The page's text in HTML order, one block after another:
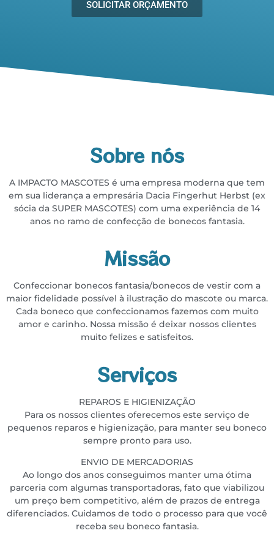
SOLICITAR ORÇAMENTO
Sobre nós
A IMPACTO MASCOTES é uma empresa moderna que tem
em sua liderança a empresária Dacia Fingerhut Herbst (ex
sócia da SUPER MASCOTES) com uma experiência de 14
anos no ramo de confecção de bonecos fantasia.
Missão
Confeccionar bonecos fantasia/bonecos de vestir com a
maior fidelidade possível à ilustração do mascote ou marca.
Cada boneco que confeccionamos fazemos com muito
amor e carinho. Nossa missão é deixar nossos clientes
muito felizes e satisfeitos.
Serviços
REPAROS E HIGIENIZAÇÃO
Para os nossos clientes oferecemos este serviço de
pequenos reparos e higienização, para manter seu boneco
sempre pronto para uso.
ENVIO DE MERCADORIAS
Ao longo dos anos conseguimos manter uma ótima
parceria com algumas transportadoras, fato que viabilizou
um preço bem competitivo, além de prazos de entrega
diferenciados. Cuidamos de todo o processo para que você
receba seu boneco fantasia.